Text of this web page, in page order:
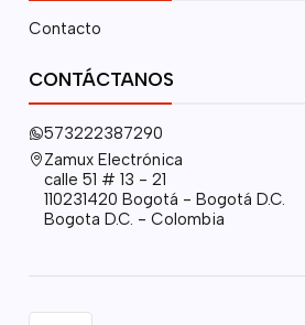
Contacto
CONTÁCTANOS
573222387290
Zamux Electrónica
calle 51 # 13 - 21
110231420 Bogotá - Bogotá D.C.
Bogota D.C. - Colombia